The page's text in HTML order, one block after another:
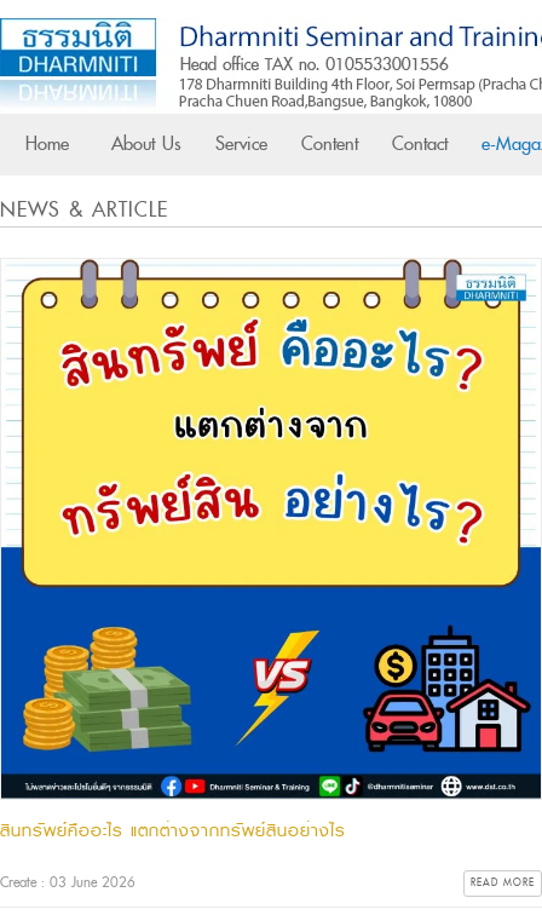
Home About Us Service Content Contact e-
NEWS & ARTICLE
สินทรัพย์คืออะไร แตกต่างจากทรัพย์สินอย่างไร
Create : 03 June 2026 READ MORE